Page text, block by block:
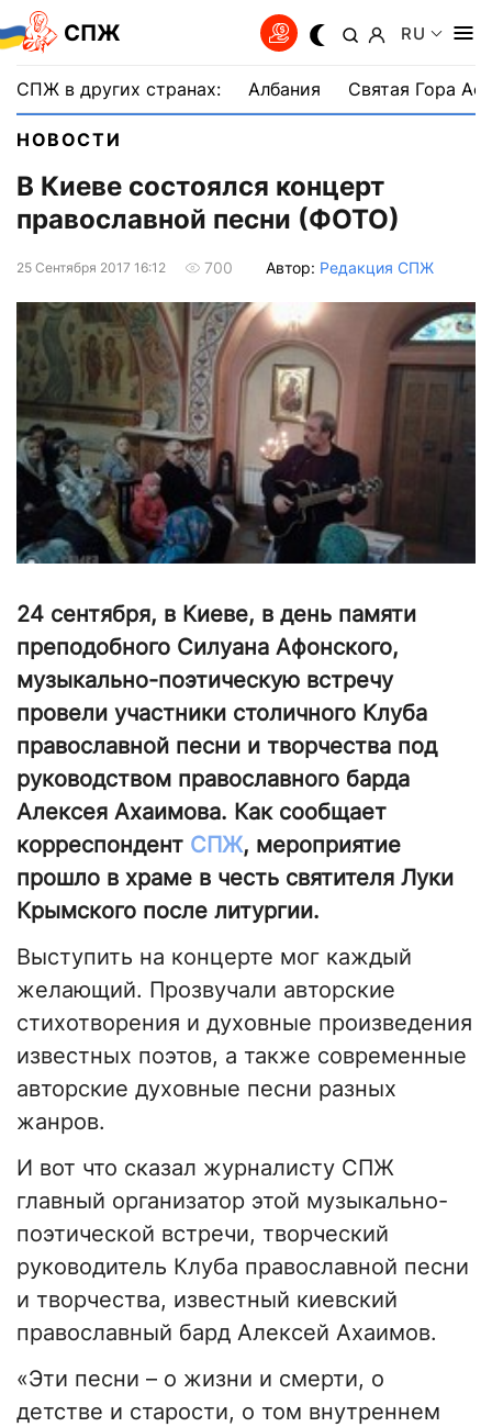
СПЖ RU
СПЖ в других странах: Албания Святая Гора
НОВОСТИ
В Киеве состоялся концерт
православной песни (ФОТО)
25 Сентября 2017 16:12 700 Автор: Редакция СПЖ
24 сентября, в Киеве, в день памяти
преподобного Силуана Афонского,
музыкально-поэтическую встречу
провели участники столичного Клуба
православной песни и творчества под
руководством православного барда
Алексея Ахаимова. Как сообщает
корреспондент СПЖ, мероприятие
прошло в храме в честь святителя Луки
Крымского после литургии.
Выступить на концерте мог каждый
желающий. Прозвучали авторские
стихотворения и духовные произведения
известных поэтов, а также современные
авторские духовные песни разных
жанров.
И вот что сказал журналисту СПЖ
главный организатор этой музыкально-
поэтической встречи, творческий
руководитель Клуба православной песни
и творчества, известный киевский
православный бард Алексей Ахаимов.
«Эти песни – о жизни и смерти, о
детстве и старости, о том внутреннем